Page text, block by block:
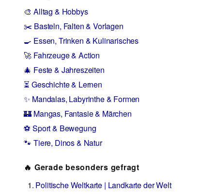
🎨 Alltag & Hobbys
✂️ Basteln, Falten & Vorlagen
🍳 Essen, Trinken & Kulinarisches
🚀 Fahrzeuge & Action
🎄 Feste & Jahreszeiten
⏳ Geschichte & Lernen
✨ Mandalas, Labyrinthe & Formen
🏰 Mangas, Fantasie & Märchen
⚽ Sport & Bewegung
🐾 Tiere, Dinos & Natur
🔥 Gerade besonders gefragt
Politische Weltkarte | Landkarte der Welt